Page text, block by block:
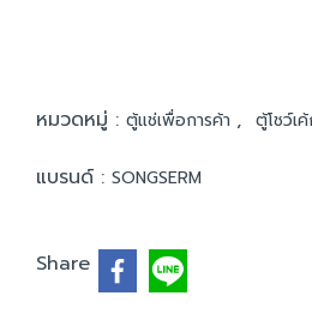
หมวดหมู่ : ตู้แช่เพื่อการค้า , ตู้โชว์เ
แบรนด์ : SONGSERM
Share